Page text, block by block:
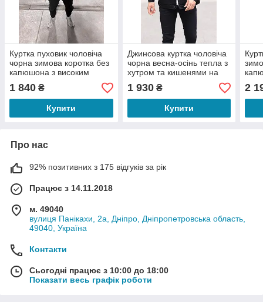
Куртка пуховик чоловіча
чорна зимова коротка без
капюшона з високим
горлом Black Stone Pis
1 840 ₴
Купити
Джинсова куртка чоловіча
чорна весна-осінь тепла з
хутром та кишенями на
грудях без капюшона Total
Good
1 930₴
Купити
2
Про нас
92% позитивних з 175 відгуків за рік
Працює з 14.11.2018
м. 49040
вулиця Панікахи, 2а, Дніпро, Дніпропетровська область,
49040, Україна
Контакти
Сьогодні працює з 10:00 до 18:00
Показати весь графік роботи